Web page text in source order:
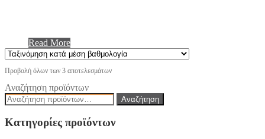
Read More
Προβολή όλων των 3 αποτελεσμάτων
Αναζήτηση προϊόντων
Αναζήτηση
για:
Αναζήτηση
Κατηγορίες προϊόντων